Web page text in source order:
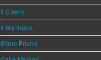
Il Cileno
Il Malloppo
Silent Friend